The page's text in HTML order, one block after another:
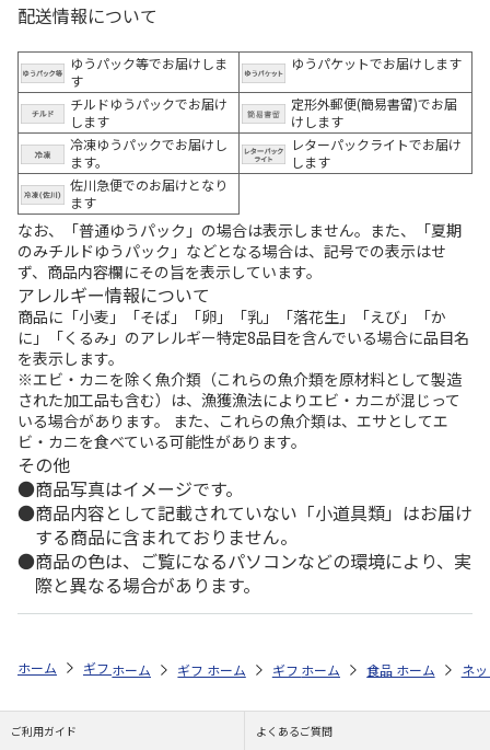
配送情報について
ゆうパック等でお届けしま
す
ゆうパケットでお届けします
チルドゆうパックでお届け
します
定形外郵便(簡易書留)でお届
けします
冷凍ゆうパックでお届けし
ます。
レターパックライトでお届け
します
佐川急便でのお届けとなり
ます
なお、「普通ゆうパック」の場合は表示しません。また、「夏期
のみチルドゆうパック」などとなる場合は、記号での表示はせ
ず、商品内容欄にその旨を表示しています。
アレルギー情報について
商品に「小麦」「そば」「卵」「乳」「落花生」「えび」「か
に」「くるみ」のアレルギー特定8品目を含んでいる場合に品目名
を表示します。
※エビ・カニを除く魚介類（これらの魚介類を原材料として製造
された加工品も含む）は、漁獲漁法によりエビ・カニが混じって
いる場合があります。 また、これらの魚介類は、エサとしてエ
ビ・カニを食べている可能性があります。
その他
商品写真はイメージです。
商品内容として記載されていない「小道具類」はお届け
する商品に含まれておりません。
商品の色は、ご覧になるパソコンなどの環境により、実
際と異なる場合があります。
ホーム ギフト通販 グルメギフト特集 カテゴリから探す ご飯の
ホーム ギフト通販 グルメギフト特集 シーン別おす
ホーム ギフト通販 グルメギフト特集
ホーム 食品・グルメストア
ホーム ネ
ご利用ガイド よくあるご質問